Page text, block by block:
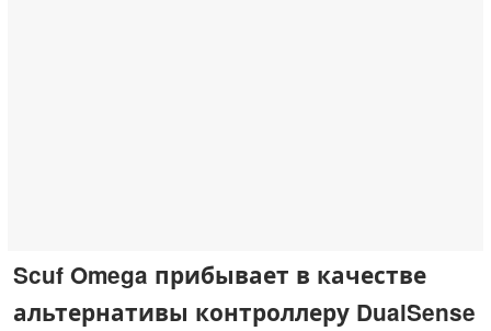
Scuf Omega прибывает в качестве
альтернативы контроллеру DualSense